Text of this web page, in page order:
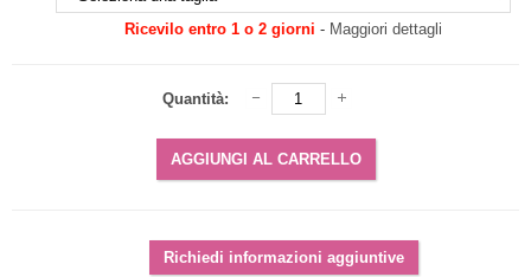
Ricevilo entro 1 o 2 giorni - Maggiori dettagli
Quantità: